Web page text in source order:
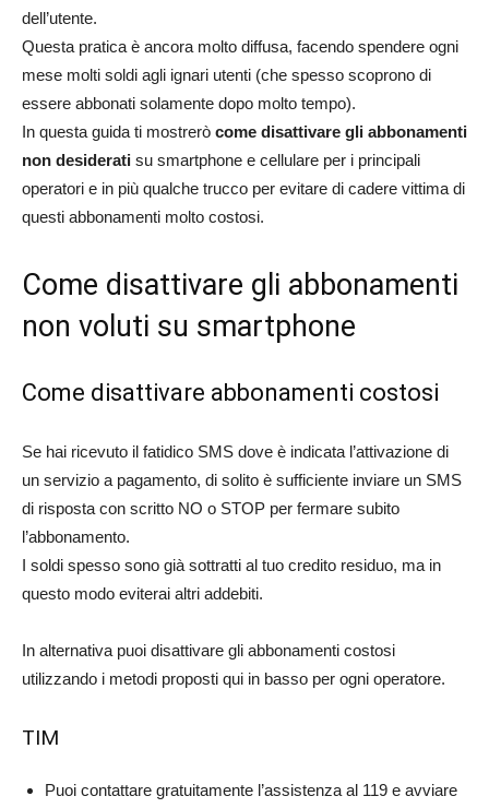
dell’utente.
Questa pratica è ancora molto diffusa, facendo spendere ogni
mese molti soldi agli ignari utenti (che spesso scoprono di
essere abbonati solamente dopo molto tempo).
In questa guida ti mostrerò come disattivare gli abbonamenti
non desiderati su smartphone e cellulare per i principali
operatori e in più qualche trucco per evitare di cadere vittima di
questi abbonamenti molto costosi.
Come disattivare gli abbonamenti
non voluti su smartphone
Come disattivare abbonamenti costosi
Se hai ricevuto il fatidico SMS dove è indicata l’attivazione di
un servizio a pagamento, di solito è sufficiente inviare un SMS
di risposta con scritto NO o STOP per fermare subito
l’abbonamento.
I soldi spesso sono già sottratti al tuo credito residuo, ma in
questo modo eviterai altri addebiti.
In alternativa puoi disattivare gli abbonamenti costosi
utilizzando i metodi proposti qui in basso per ogni operatore.
TIM
Puoi contattare gratuitamente l’assistenza al 119 e avviare